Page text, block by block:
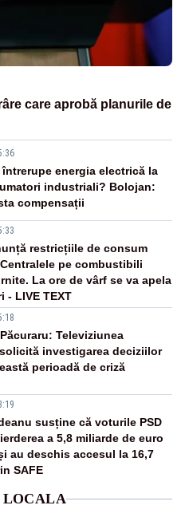
care aprobă planurile de
întrerupe energia electrică la
industriali? Bolojan:
compensații
restricțiile de consum
pe combustibili
La ore de vârf se va apela
- LIVE TEXT
Televiziunea
investigarea deciziilor
perioadă de criză
susține că voturile PSD
a 5,8 miliarde de euro
au deschis accesul la 16,7
SAFE